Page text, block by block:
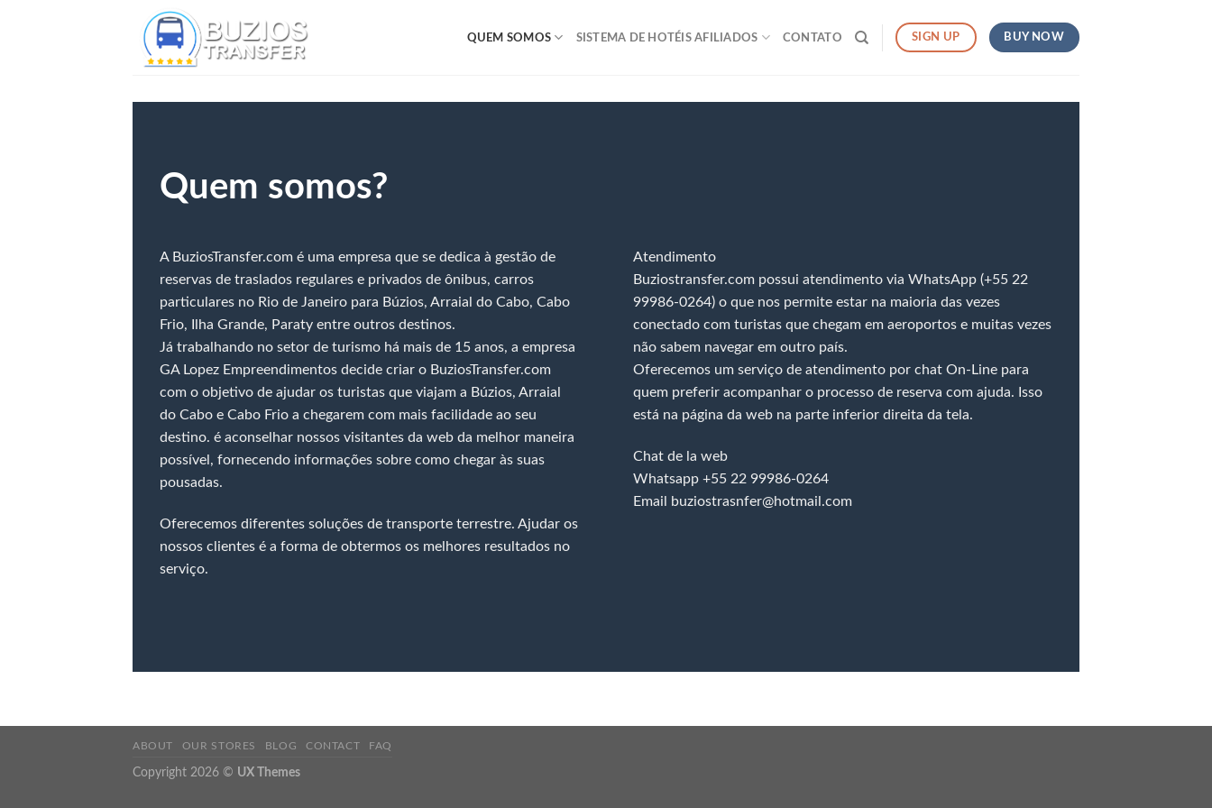
QUEM SOMOS SISTEMA DE HOTÉIS AFILIADOS CONTATO SIGN UP BUY NOW
Quem somos?
A BuziosTransfer.com é uma empresa que se dedica à gestão de
reservas de traslados regulares e privados de ônibus, carros
particulares no Rio de Janeiro para Búzios, Arraial do Cabo, Cabo
Frio, Ilha Grande, Paraty entre outros destinos.
Já trabalhando no setor de turismo há mais de 15 anos, a empresa
GA Lopez Empreendimentos decide criar o BuziosTransfer.com
com o objetivo de ajudar os turistas que viajam a Búzios, Arraial
do Cabo e Cabo Frio a chegarem com mais facilidade ao seu
destino. é aconselhar nossos visitantes da web da melhor maneira
possível, fornecendo informações sobre como chegar às suas
pousadas.
Oferecemos diferentes soluções de transporte terrestre. Ajudar os
nossos clientes é a forma de obtermos os melhores resultados no
serviço.
Atendimento
Buziostransfer.com possui atendimento via WhatsApp (+55 22
99986-0264) o que nos permite estar na maioria das vezes
conectado com turistas que chegam em aeroportos e muitas vezes
não sabem navegar em outro país.
Oferecemos um serviço de atendimento por chat On-Line para
quem preferir acompanhar o processo de reserva com ajuda. Isso
está na página da web na parte inferior direita da tela.
Chat de la web
Whatsapp +55 22 99986-0264
Email buziostrasnfer@hotmail.com
ABOUT OUR STORES BLOG CONTACT FAQ
Copyright 2026 © UX Themes